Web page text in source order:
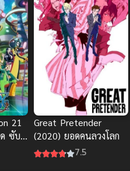
21
ซับ
Great Pretender
(2020) ยอดคนลวงโลก
7.5